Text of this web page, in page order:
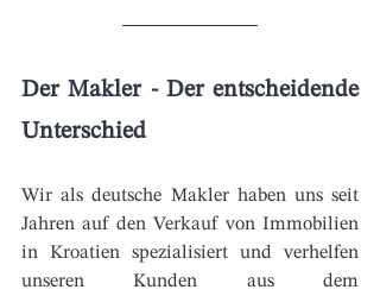
Der Makler - Der entscheidende
Unterschied
Wir als deutsche Makler haben uns seit
Jahren auf den Verkauf von Immobilien
in Kroatien spezialisiert und verhelfen
unseren Kunden aus dem